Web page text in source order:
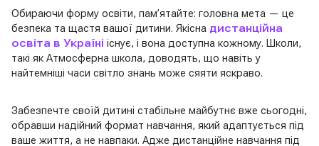
Обираючи форму освіти, пам’ятайте: головна мета — це
безпека та щастя вашої дитини. Якісна дистанційна
освіта в Україні існує, і вона доступна кожному. Школи,
такі як Атмосферна школа, доводять, що навіть у
найтемніші часи світло знань може сяяти яскраво.
Забезпечте своїй дитині стабільне майбутнє вже сьогодні,
обравши надійний формат навчання, який адаптується під
ваше життя, а не навпаки. Адже дистанційне навчання під